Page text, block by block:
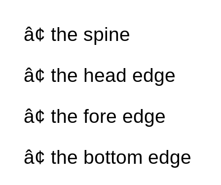
â¢ the spine
â¢ the head edge
â¢ the fore edge
â¢ the bottom edge